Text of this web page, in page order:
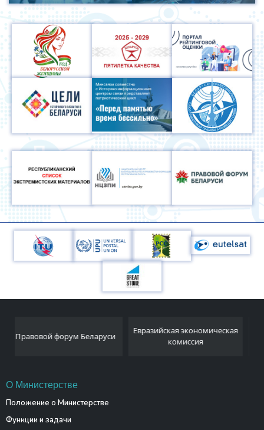
комиссия
статистический комитет
Республики Беларусь
О Министерстве
Положение о Министерстве
Функции и задачи